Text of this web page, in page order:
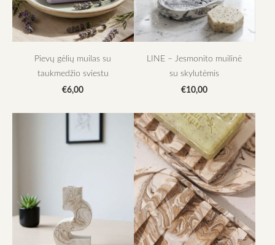
Pievų gėlių muilas su
taukmedžio sviestu
€6,00
LINE – Jesmonito muilinė
su skylutėmis
€10,00